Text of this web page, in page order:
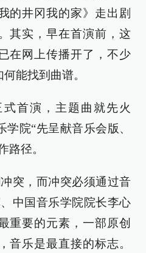
的井冈我的家》走出剧
其实，早在首演前，这
在网上传播开了，不少
能找到曲谱。
首演，主题曲就先火
院“先呈献音乐会版、
路径。
突，而冲突必须通过音
中国音乐学院院长李心
重要的元素，一部原创
音乐是最直接的标志。